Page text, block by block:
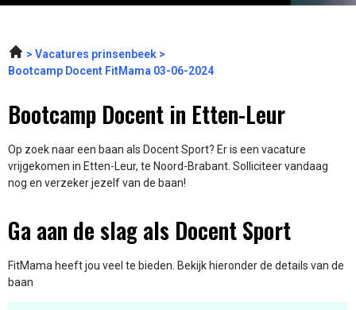
Vacatures prinsenbeek
Bootcamp Docent FitMama 03-06-2024
Bootcamp Docent in Etten-Leur
Op zoek naar een baan als Docent Sport? Er is een vacature
vrijgekomen in Etten-Leur, te Noord-Brabant. Solliciteer vandaag
nog en verzeker jezelf van de baan!
Ga aan de slag als Docent Sport
FitMama heeft jou veel te bieden. Bekijk hieronder de details van de
baan